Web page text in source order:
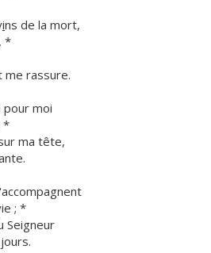
ins de la mort,
*
me rassure.
pour moi
*
ma tête,
; *
Seigneur